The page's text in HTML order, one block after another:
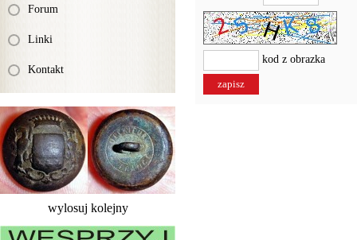
Forum
Linki
Kontakt
wylosuj kolejny
kod z obrazka